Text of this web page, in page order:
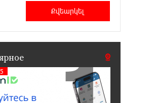
17-07-2026
25% idcoin-ов при покупке
Flyone: Idram&IDBank